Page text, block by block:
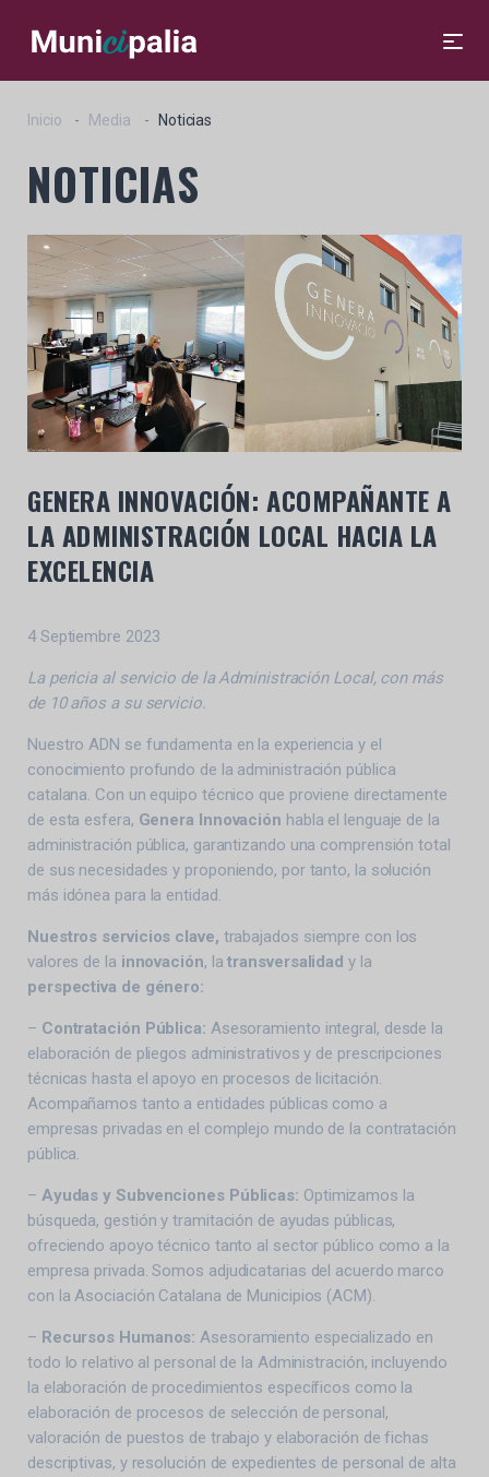
Inicio Media Noticias
NOTICIAS
GENERA INNOVACIÓN: ACOMPAÑANTE A
LA ADMINISTRACIÓN LOCAL HACIA LA
EXCELENCIA
4 Septiembre 2023
La pericia al servicio de la Administración Local, con más
de 10 años a su servicio.
Nuestro ADN se fundamenta en la experiencia y el
conocimiento profundo de la administración pública
catalana. Con un equipo técnico que proviene directamente
de esta esfera, Genera Innovación habla el lenguaje de la
administración pública, garantizando una comprensión total
de sus necesidades y proponiendo, por tanto, la solución
más idónea para la entidad.
Nuestros servicios clave, trabajados siempre con los
valores de la innovación, latransversalidad y la
perspectiva de género:
– Contratación Pública: Asesoramiento integral, desde la
elaboración de pliegos administrativos y de prescripciones
técnicas hasta el apoyo en procesos de licitación.
Acompañamos tanto a entidades públicas como a
empresas privadas en el complejo mundo de la contratación
pública.
– Ayudas y Subvenciones Públicas: Optimizamos la
búsqueda, gestión y tramitación de ayudas públicas,
ofreciendo apoyo técnico tanto al sector público como a la
empresa privada. Somos adjudicatarias del acuerdo marco
con la Asociación Catalana de Municipios (ACM).
– Recursos Humanos: Asesoramiento especializado en
todo lo relativo al personal de la Administración, incluyendo
la elaboración de procedimientos específicos como la
elaboración de procesos de selección de personal,
valoración de puestos de trabajo y elaboración de fichas
descriptivas, y resolución de expedientes de personal de alta